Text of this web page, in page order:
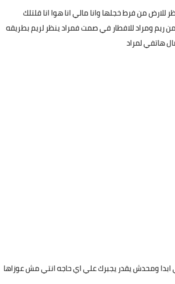
من فرط خجلها وانا مالي انا هوا انا قلتلك
ومراد للافطار في صمت فمراد ينظر لريم بطريقه
هاتفي لمراد
ومحدش يقدر يجبرك علي اي حاجه انتي مش عوزاها